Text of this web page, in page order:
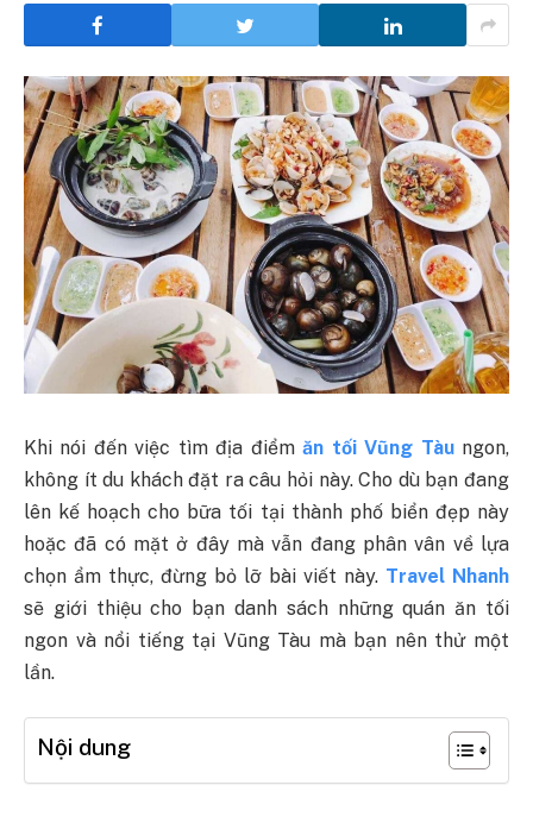
Khi nói đến việc tìm địa điểmăn tối Vũng Tàungon,
không ít du khách đặt ra câu hỏi này. Cho dù bạn đang
lên kế hoạch cho bữa tối tại thành phố biển đẹp này
hoặc đã có mặt ở đây mà vẫn đang phân vân về lựa
chọn ẩm thực, đừng bỏ lỡ bài viết này. Travel Nhanh
sẽ giới thiệu cho bạn danh sách những quán ăn tối
ngon và nổi tiếng tại Vũng Tàu mà bạn nên thử một
lần.
Nội dung